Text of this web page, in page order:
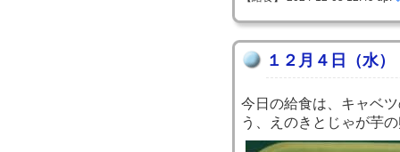
１２月４日（水）
今日の給食は、キャベ
う、えのきとじゃが芋